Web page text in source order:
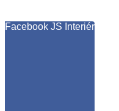
Facebook JS Interiér